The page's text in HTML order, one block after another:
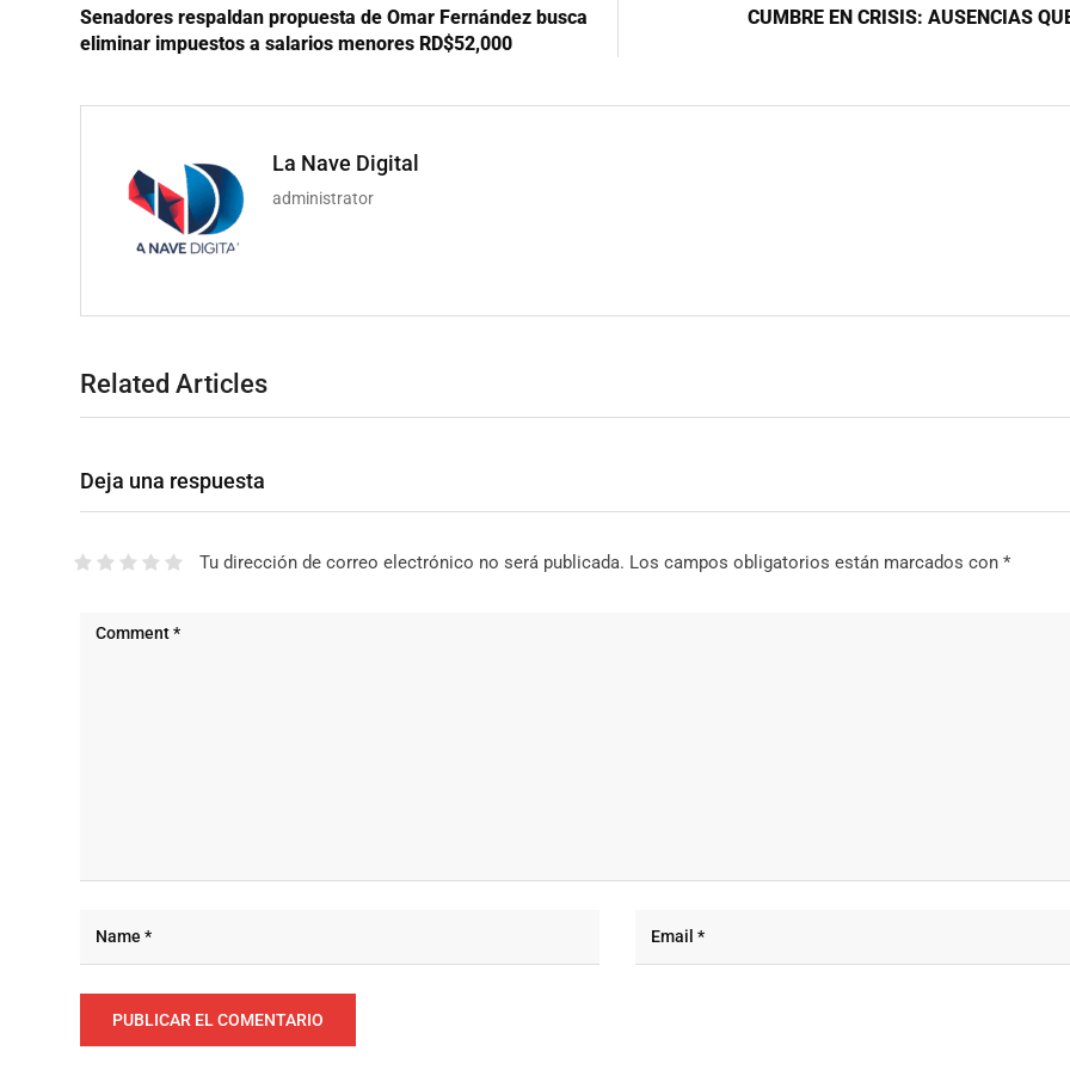
Senadores respaldan propuesta de Omar Fernández busca
eliminar impuestos a salarios menores RD$52,000
CUMBRE EN CRISIS: AUSENCIAS
La Nave Digital
administrator
Related Articles
Deja una respuesta
Tu dirección de correo electrónico no será publicada. Los campos obligatorios están marcados con *